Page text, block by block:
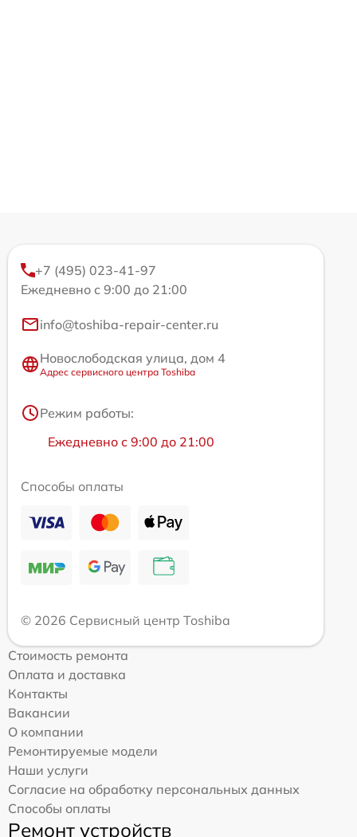
+7 (495) 023-41-97
Ежедневно с 9:00 до 21:00
info@toshiba-repair-center.ru
Новослободская улица, дом 4
Адрес сервисного центра Toshiba
Режим работы:
Ежедневно с 9:00 до 21:00
Способы оплаты
© 2026 Сервисный центр Toshiba
Стоимость ремонта
Оплата и доставка
Контакты
Вакансии
О компании
Ремонтируемые модели
Наши услуги
Согласие на обработку персональных данных
Способы оплаты
Ремонт устройств